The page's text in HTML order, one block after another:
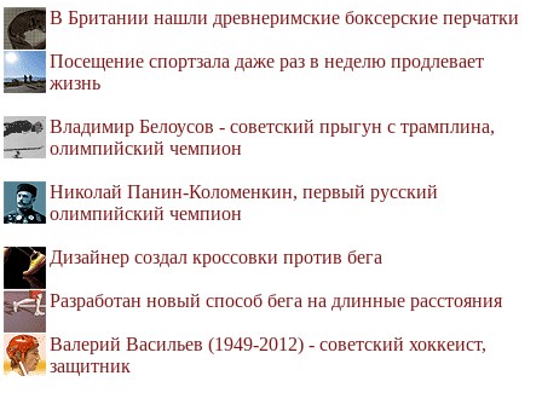
В Британии нашли древнеримские боксерские перчатки
Посещение спортзала даже раз в неделю продлевает
жизнь
Владимир Белоусов - советский прыгун с трамплина,
олимпийский чемпион
Николай Панин-Коломенкин, первый русский
олимпийский чемпион
Дизайнер создал кроссовки против бега
Разработан новый способ бега на длинные расстояния
Валерий Васильев (1949-2012) - советский хоккеист,
защитник